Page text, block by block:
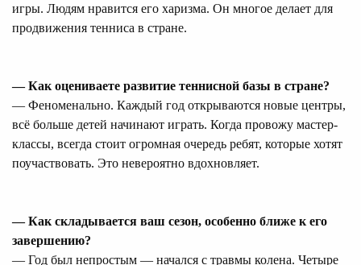
игры. Людям нравится его харизма. Он многое делает для
продвижения тенниса в стране.
— Как оцениваете развитие теннисной базы в стране?
— Феноменально. Каждый год открываются новые центры,
всё больше детей начинают играть. Когда провожу мастер-
классы, всегда стоит огромная очередь ребят, которые хотят
поучаствовать. Это невероятно вдохновляет.
— Как складывается ваш сезон, особенно ближе к его
завершению?
— Год был непростым — начался с травмы колена. Четыре